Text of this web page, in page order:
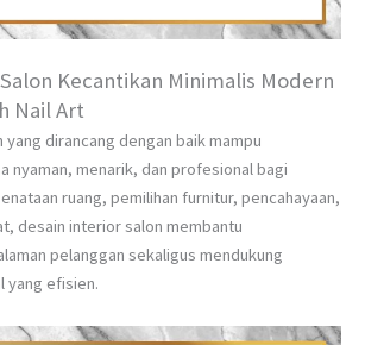
Kecantikan Minimalis Modern
Nail Art
dirancang dengan baik mampu
nyaman, menarik, dan profesional bagi
ruang, pemilihan furnitur, pencahayaan,
desain interior salon membantu
pelanggan sekaligus mendukung
yang efisien.